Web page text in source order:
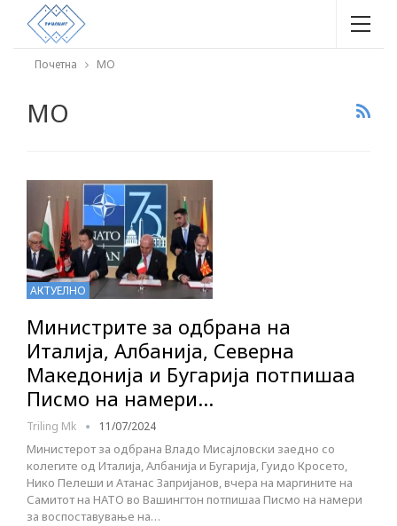
Почетна МО
МО
АКТУЕЛНО
Министрите за одбрана на
Италија, Албанија, Северна
Македонија и Бугарија потпишаа
Писмо на намери…
Triling Mk 11/07/2024
Министерот за одбрана Владо Мисајловски заедно со
колегите од Италија, Албанија и Бугарија, Гуидо Кросето,
Нико Пелеши и Атанас Запријанов, вчера на маргините на
Самитот на НАТО во Вашингтон потпишаа Писмо на намери
за воспоставување на…